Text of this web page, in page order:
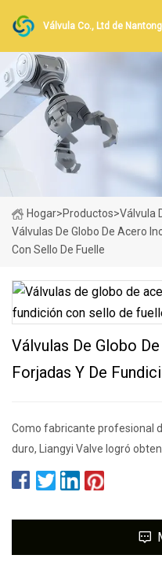
Válvula Co., Ltd de Nantong
Hogar>Productos>Válvula
Válvulas De Globo De Acero
Con Sello De Fuelle
Válvulas De Globo
Forjadas Y De
Como fabricante profesional
duro, Liangyi Valve logró